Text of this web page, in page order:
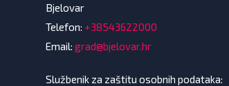
Bjelovar
Telefon: +38543622000
Email: grad@bjelovar.hr
Službenik za zaštitu osobnih podataka: